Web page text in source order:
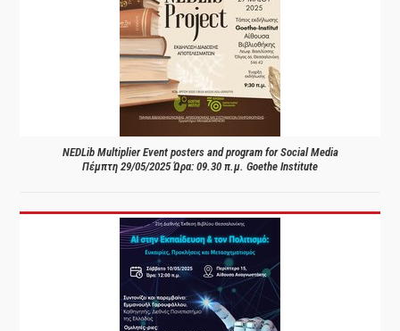
NEDLib Multiplier Event posters and program for Social Media
Πέμπτη 29/05/2025 Ώρα: 09.30 π.μ. Goethe Institute